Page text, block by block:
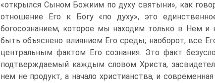
«открылся Сыном Божиим по духу святыни», как
отношение Его к Богу «по духу», это
богосознанием, которое мы находим только в Нем
быть объяснено влиянием Его среды; наоборот, все
центральным фактом Его сознания. Это факт
подтверждаемый каждым словом Христа,
нем не продукт, а начало христианства, и